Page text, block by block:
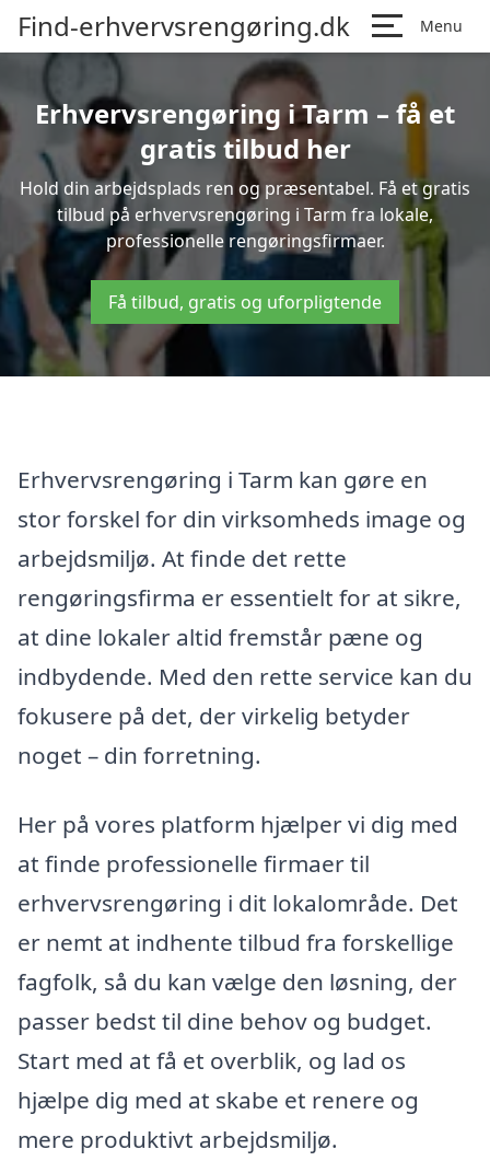
Find-erhvervsrengøring.dk Menu
Erhvervsrengøring i Tarm – få et
gratis tilbud her
Hold din arbejdsplads ren og præsentabel. Få et gratis
tilbud på erhvervsrengøring i Tarm fra lokale,
professionelle rengøringsfirmaer.
Få tilbud, gratis og uforpligtende
Erhvervsrengøring i Tarm kan gøre en
stor forskel for din virksomheds image og
arbejdsmiljø. At finde det rette
rengøringsfirma er essentielt for at sikre,
at dine lokaler altid fremstår pæne og
indbydende. Med den rette service kan du
fokusere på det, der virkelig betyder
noget – din forretning.
Her på vores platform hjælper vi dig med
at finde professionelle firmaer til
erhvervsrengøring i dit lokalområde. Det
er nemt at indhente tilbud fra forskellige
fagfolk, så du kan vælge den løsning, der
passer bedst til dine behov og budget.
Start med at få et overblik, og lad os
hjælpe dig med at skabe et renere og
mere produktivt arbejdsmiljø.